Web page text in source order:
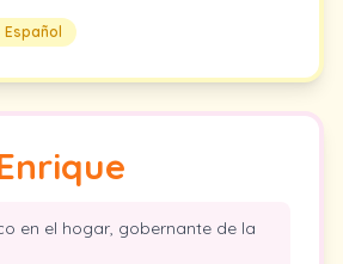
Español
en el hogar, gobernante de la